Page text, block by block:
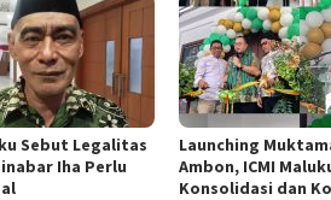
Sebut Legalitas
Iha Perlu
Launching
Ambon, ICMI
Konsolidasi dan